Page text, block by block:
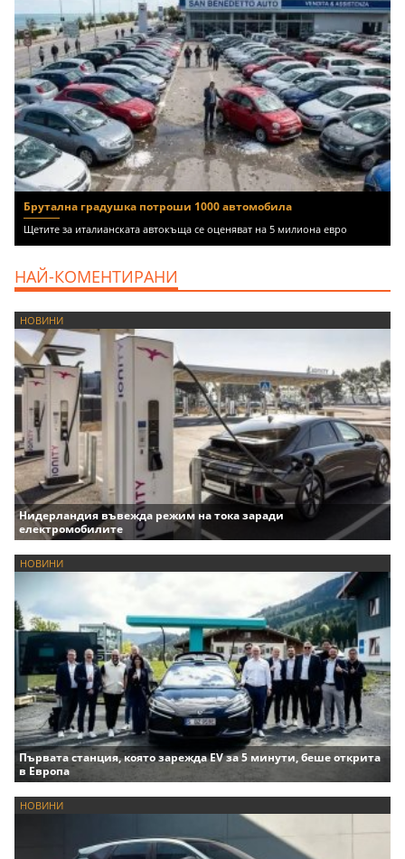
Брутална градушка потроши 1000 автомобила
Щетите за италианската автокъща се оценяват на 5 милиона евро
НАЙ-КОМЕНТИРАНИ
НОВИНИ
Нидерландия въвежда режим на тока заради
електромобилите
НОВИНИ
Първата станция, която зарежда EV за 5 минути, беше открита
в Европа
НОВИНИ